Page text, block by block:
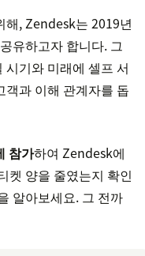
해, Zendesk는 2019년
유하고자 합니다. 그
기와 미래에 셀프 서
과 이해 관계자를 돕
참가하여 Zendesk에
켓 양을 줄였는지 확인
알아보세요. 그 전까